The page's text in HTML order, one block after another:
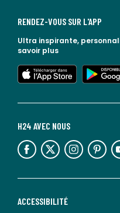
ACCESSIBILITÉ
H24 AVEC NOUS
lien vers l'espace réseaux sociaux lien vers l'espace réseaux sociaux lien vers l'espace réseaux sociaux lien vers l'espace réseaux sociaux lien
RENDEZ-VOUS SUR L'APP
Ultra inspirante,
savoir plus
lien vers l'app store
lien vers google play